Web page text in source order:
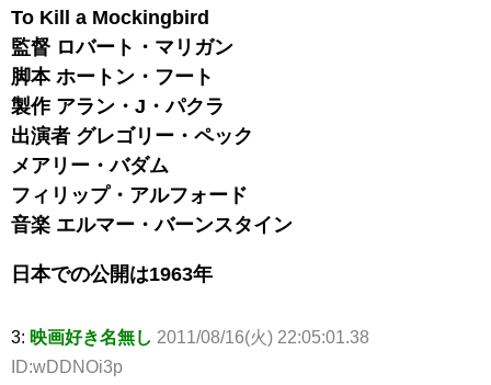
To Kill a Mockingbird
監督 ロバート・マリガン
脚本 ホートン・フート
製作 アラン・J・パクラ
出演者 グレゴリー・ペック
メアリー・バダム
フィリップ・アルフォード
音楽 エルマー・バーンスタイン
日本での公開は1963年
3: 映画好き名無し 2011/08/16(火) 22:05:01.38
ID:wDDNOi3p